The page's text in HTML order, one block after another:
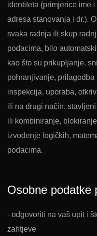
identiteta (primjerice ime
adresa stanovanja i dr.).
svaka radnja ili skup
podacima, bilo
kao što su prikupljanje,
pohranjivanje,
inspekcija, uporaba,
ili na drugi način.
ili kombiniranje,
izvođenje logičkih,
podacima.
Osobne podatke
- odgovoriti na vaš upit i
zahtjeve